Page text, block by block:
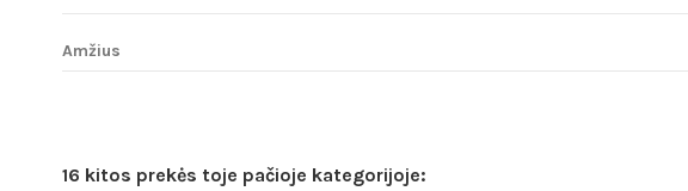
Amžius
16 kitos prekės toje pačioje kategorijoje: